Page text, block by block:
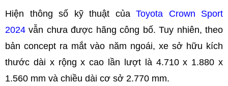
Hiện thông số kỹ thuật của Toyota Crown Sport
2024 vẫn chưa được hãng công bố. Tuy nhiên, theo
bản concept ra mắt vào năm ngoái, xe sở hữu kích
thước dài x rộng x cao lần lượt là 4.710 x 1.880 x
1.560 mm và chiều dài cơ sở 2.770 mm.